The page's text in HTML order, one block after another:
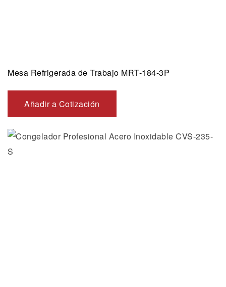
Mesa Refrigerada de Trabajo MRT-184-3P
Añadir a Cotización